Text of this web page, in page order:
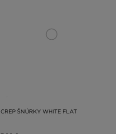
CREP ŠNÚRKY WHITE FLAT